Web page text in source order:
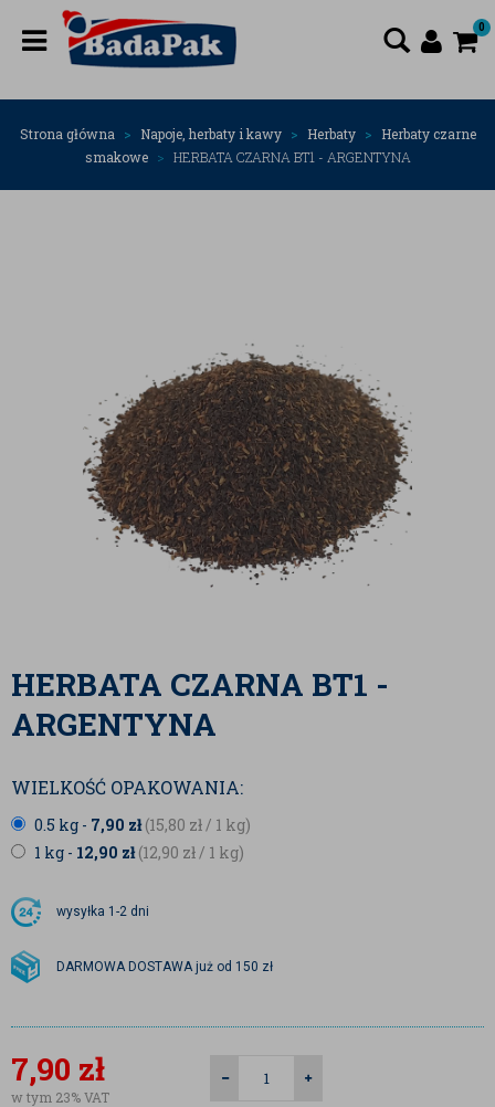
0
Strona główna Napoje, herbaty i kawy Herbaty
Herbaty czarne
smakowe
HERBATA CZARNA BT1 - ARGENTYNA
HERBATA CZARNA BT1 -
ARGENTYNA
WIELKOŚĆ OPAKOWANIA:
0.5 kg - 7,90 zł(15,80 zł / 1 kg)
1 kg - 12,90 zł(12,90 zł / 1 kg)
wysyłka 1-2 dni
DARMOWA DOSTAWA już od 150 zł
7,90 zł
w tym 23% VAT